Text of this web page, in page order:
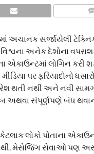
અચાનક સર્જાયેલી
વિશ્વના અનેક દેશોના
લોગિન કરી
પર ફરિયાદોનો
થતી નથી અને નવી
અથવા સંપૂર્ણપણે બંધ
લોકો પોતાના
નથી. મેસેજિંગ સેવાઓ પણ